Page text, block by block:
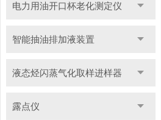
电力用油开口杯老化测定仪
智能抽油排加液装置
液态烃闪蒸气化取样进样器
露点仪